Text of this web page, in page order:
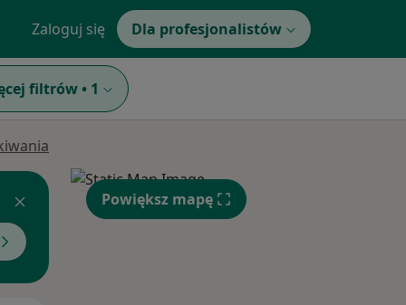
Zaloguj się Dla profesjonalistów
filtrów • 1
Powiększ mapę